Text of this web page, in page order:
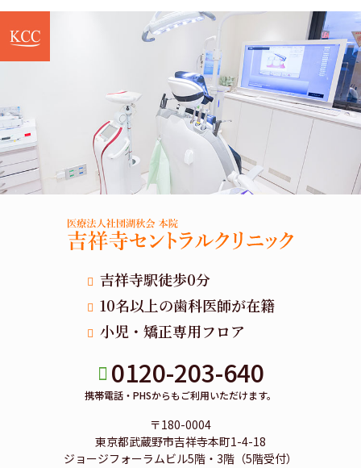
吉祥寺駅徒歩0分
10名以上の歯科医師が在籍
小児・矯正専用フロア
0120-203-640
携帯電話・PHSからもご利用いただけます。
〒180-0004
東京都武蔵野市吉祥寺本町1-4-18
ジョージフォーラムビル5階・3階（5階受付）